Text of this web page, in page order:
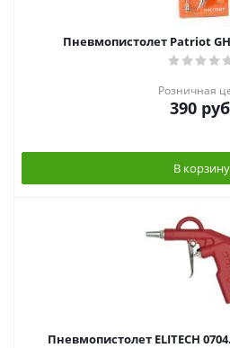
Пневмопистолет Patriot
Розничная
390
В корзину
Пневмопистолет ELITECH